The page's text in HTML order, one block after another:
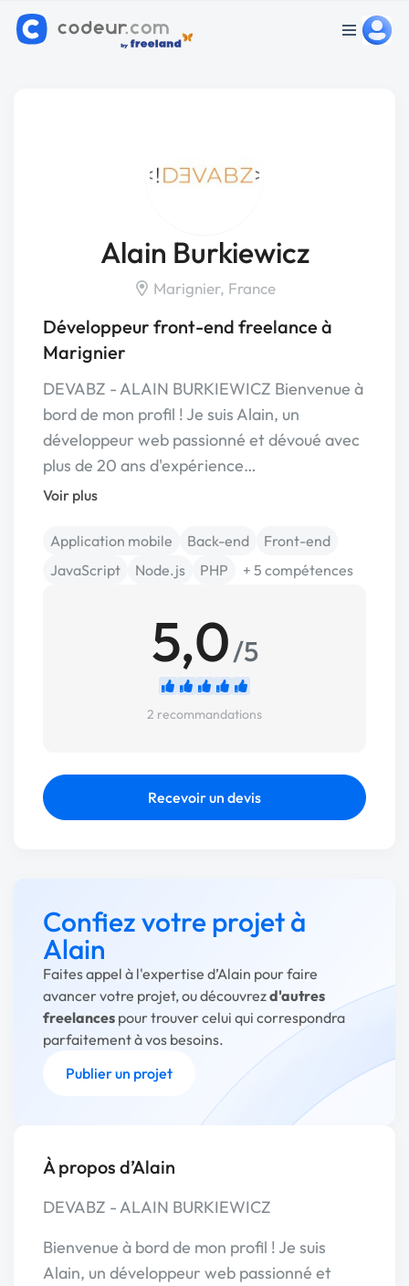
Alain Burkiewicz
Marignier, France
Développeur front-end freelance à
Marignier
DEVABZ - ALAIN BURKIEWICZ Bienvenue à
bord de mon profil ! Je suis Alain, un
développeur web passionné et dévoué avec
plus de 20 ans d'expérience…
Voir plus
Application mobile Back-end
Front-end
JavaScript
Node.js PHP + 5 compétences
5,0/5
2 recommandations
Recevoir un devis
Confiez votre projet à
Alain
Faites appel à l'expertise d’Alain pour faire
avancer votre projet, ou découvrezd'autres
freelances pour trouver celui qui correspondra
parfaitement à vos besoins.
Publier un projet
À propos d’Alain
DEVABZ - ALAIN BURKIEWICZ
Bienvenue à bord de mon profil ! Je suis
Alain, un développeur web passionné et